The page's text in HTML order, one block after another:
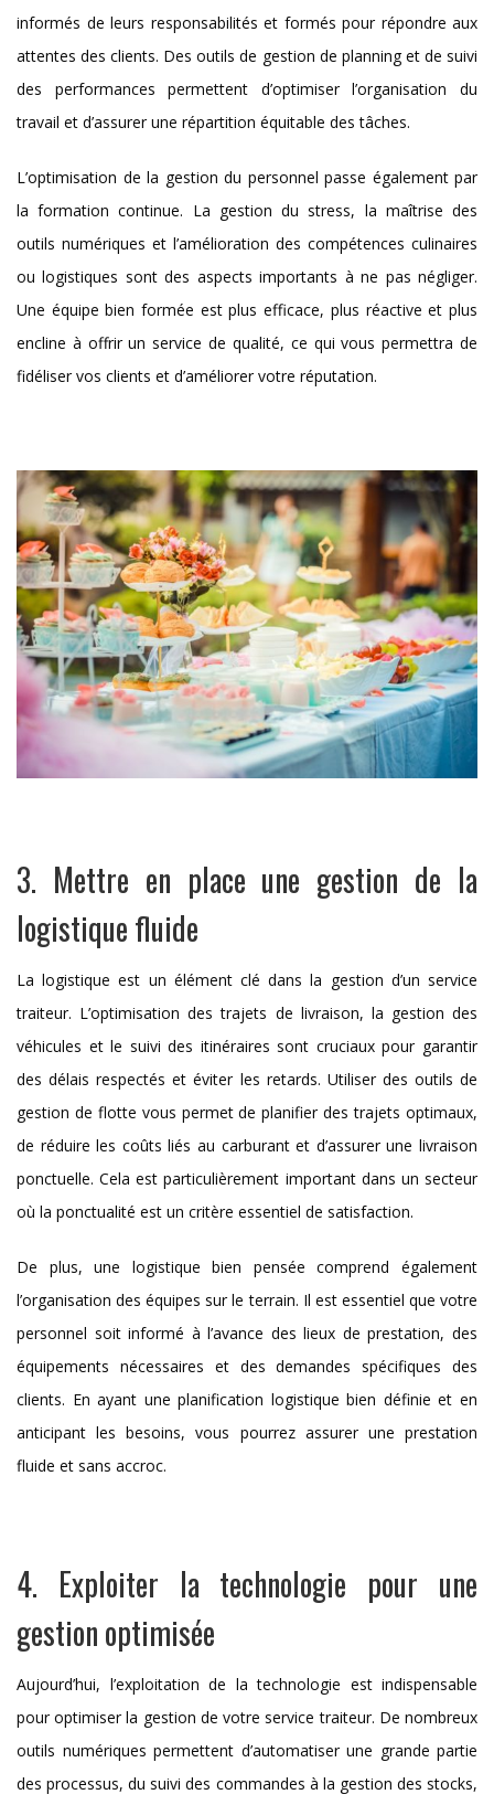
informés de leurs responsabilités et formés pour répondre aux
attentes des clients. Des outils de gestion de planning et de suivi
des performances permettent d’optimiser l’organisation du
travail et d’assurer une répartition équitable des tâches.
L’optimisation de la gestion du personnel passe également par
la formation continue. La gestion du stress, la maîtrise des
outils numériques et l’amélioration des compétences culinaires
ou logistiques sont des aspects importants à ne pas négliger.
Une équipe bien formée est plus efficace, plus réactive et plus
encline à offrir un service de qualité, ce qui vous permettra de
fidéliser vos clients et d’améliorer votre réputation.
3. Mettre en place une gestion de la
logistique fluide
La logistique est un élément clé dans la gestion d’un service
traiteur. L’optimisation des trajets de livraison, la gestion des
véhicules et le suivi des itinéraires sont cruciaux pour garantir
des délais respectés et éviter les retards. Utiliser des outils de
gestion de flotte vous permet de planifier des trajets optimaux,
de réduire les coûts liés au carburant et d’assurer une livraison
ponctuelle. Cela est particulièrement important dans un secteur
où la ponctualité est un critère essentiel de satisfaction.
De plus, une logistique bien pensée comprend également
l’organisation des équipes sur le terrain. Il est essentiel que votre
personnel soit informé à l’avance des lieux de prestation, des
équipements nécessaires et des demandes spécifiques des
clients. En ayant une planification logistique bien définie et en
anticipant les besoins, vous pourrez assurer une prestation
fluide et sans accroc.
4. Exploiter la technologie pour une
gestion optimisée
Aujourd’hui, l’exploitation de la technologie est indispensable
pour optimiser la gestion de votre service traiteur. De nombreux
outils numériques permettent d’automatiser une grande partie
des processus, du suivi des commandes à la gestion des stocks,